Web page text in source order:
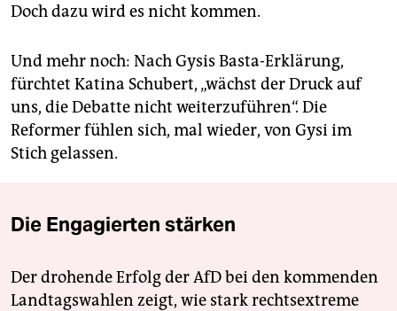
Doch dazu wird es nicht kommen.
Und mehr noch: Nach Gysis Basta-Erklärung,
fürchtet Katina Schubert, „wächst der Druck auf
uns, die Debatte nicht weiterzuführen“. Die
Reformer fühlen sich, mal wieder, von Gysi im
Stich gelassen.
Die Engagierten stärken
Der drohende Erfolg der AfD bei den kommenden
Landtagswahlen zeigt, wie stark rechtsextreme